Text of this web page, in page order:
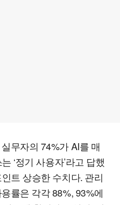
무자의 74%가 AI를 매
‘정기 사용자’라고 답했
트 상승한 수치다. 관리
률은 각각 88%, 93%에